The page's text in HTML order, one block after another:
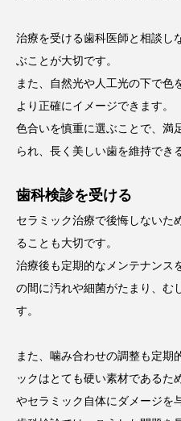
治療を受ける歯科医師と相談し
ぶことが大切です。
また、自然光や人工光の下で色
より正確にイメージできます。
色合いを慎重に選ぶことで、満
られ、長く美しい歯を維持でき
歯科検診を受ける
セラミック治療で後悔しないた
ることも大切です。
治療後も定期的なメンテナンス
の間に汚れや細菌がたまり、む
す。
また、噛み合わせの調整も定期
ックはとても硬い素材であるた
やセラミック自体にダメージを